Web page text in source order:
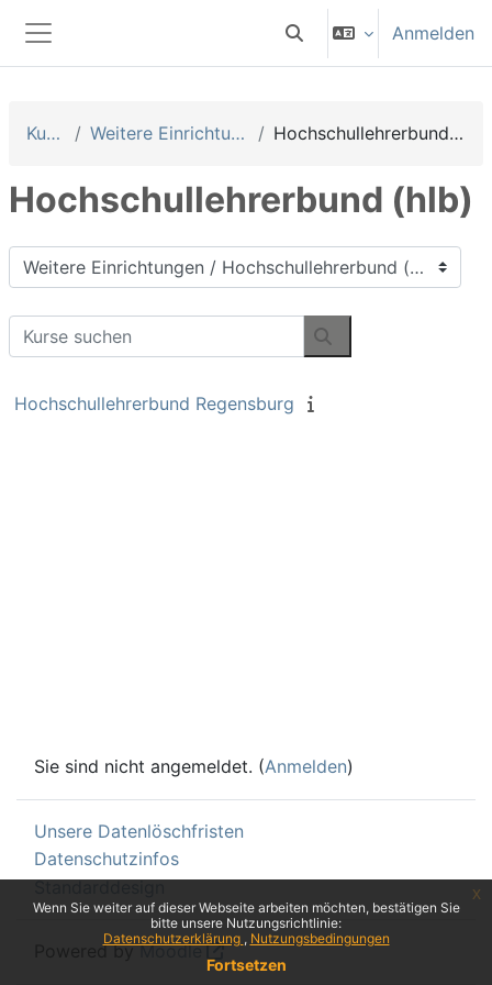
Wenn Sie weiter auf dieser Webseite arbeiten möchten, bestätigen Sie
bitte unsere Nutzungsrichtlinie:
Datenschutzerklärung
Nutzungsbedingungen
Fortsetzen
x
Website-Übersicht
Sucheingabe umschalten
Anmelden
Kurse Weitere Einrichtungen Hochschullehrerbund (hlb)
Hochschullehrerbund (hlb)
Kursbereiche
Kurse suchen
Kurse suchen
Hochschullehrerbund Regensburg
Sie sind nicht angemeldet. (Anmelden)
Unsere Datenlöschfristen
Datenschutzinfos
Standarddesign
Powered byMoodle